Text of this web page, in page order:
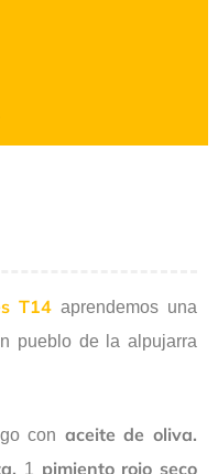
T14 aprendemos una
pueblo de la alpujarra
con aceite de oliva.
1 pimiento rojo seco